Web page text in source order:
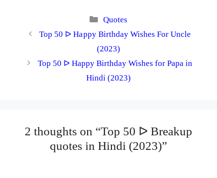
Categories
Quotes
Top 50 ᐅ Happy Birthday Wishes For Uncle
(2023)
Top 50 ᐅ Happy Birthday Wishes for Papa in
Hindi (2023)
2 thoughts on “Top 50 ᐅ Breakup
quotes in Hindi (2023)”